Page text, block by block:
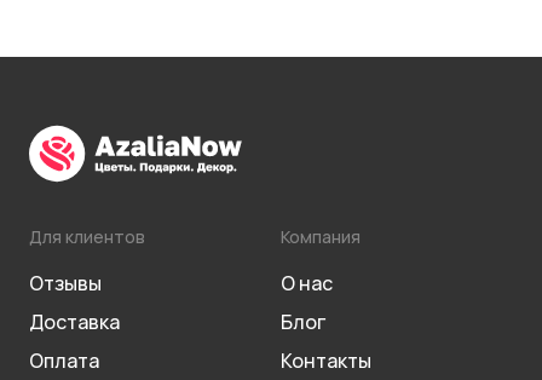
Для клиентов
Отзывы
Доставка
Оплата
Компания
О нас
Блог
Контакты